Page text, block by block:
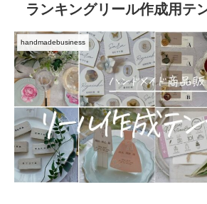
ランキングリール作成用テ
handmadebusiness